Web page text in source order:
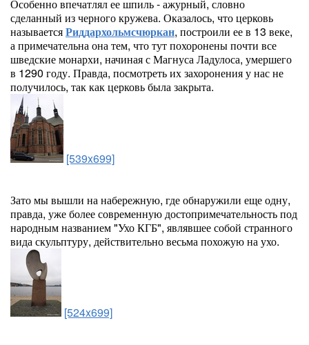
Особенно впечатлял ее шпиль - ажурный, словно
сделанный из черного кружева. Оказалось, что церковь
называетсяРиддархольмсчюркан, построили ее в 13 веке,
а примечательна она тем, что тут похоронены почти все
шведские монархи, начиная с Магнуса Ладулоса, умершего
в 1290 году. Правда, посмотреть их захоронения у нас не
получилось, так как церковь была закрыта.
[539x699]
Зато мы вышли на набережную, где обнаружили еще одну,
правда, уже более современную достопримечательность под
народным названием "Ухо КГБ", являвшее собой странного
вида скульптуру, действительно весьма похожую на ухо.
[524x699]